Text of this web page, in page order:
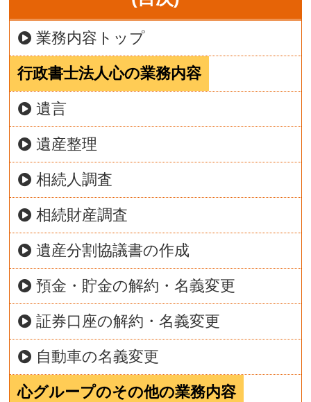
業務内容トップ
行政書士法人心の業務内容
遺言
遺産整理
相続人調査
相続財産調査
遺産分割協議書の作成
預金・貯金の解約・名義変更
証券口座の解約・名義変更
自動車の名義変更
心グループのその他の業務内容